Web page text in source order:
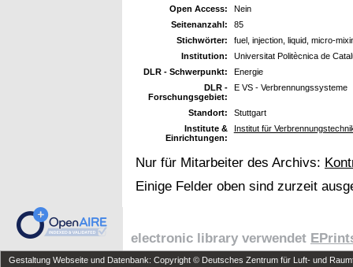
Open Access:
Nein
Seitenanzahl:
85
Stichwörter:
fuel, injection, liquid, micro-
Institution:
Universitat Politècnica de
DLR - Schwerpunkt:
Energie
DLR -
Forschungsgebiet:
E VS - Verbrennungssysteme
Standort:
Stuttgart
Institute &
Einrichtungen:
Institut für
Nur für Mitarbeiter des Archivs:
Einige Felder oben sind zurzeit
electronic library verwendet
Gestaltung Webseite und Datenbank: Copyright © Deutsches Zentrum für Luft- und